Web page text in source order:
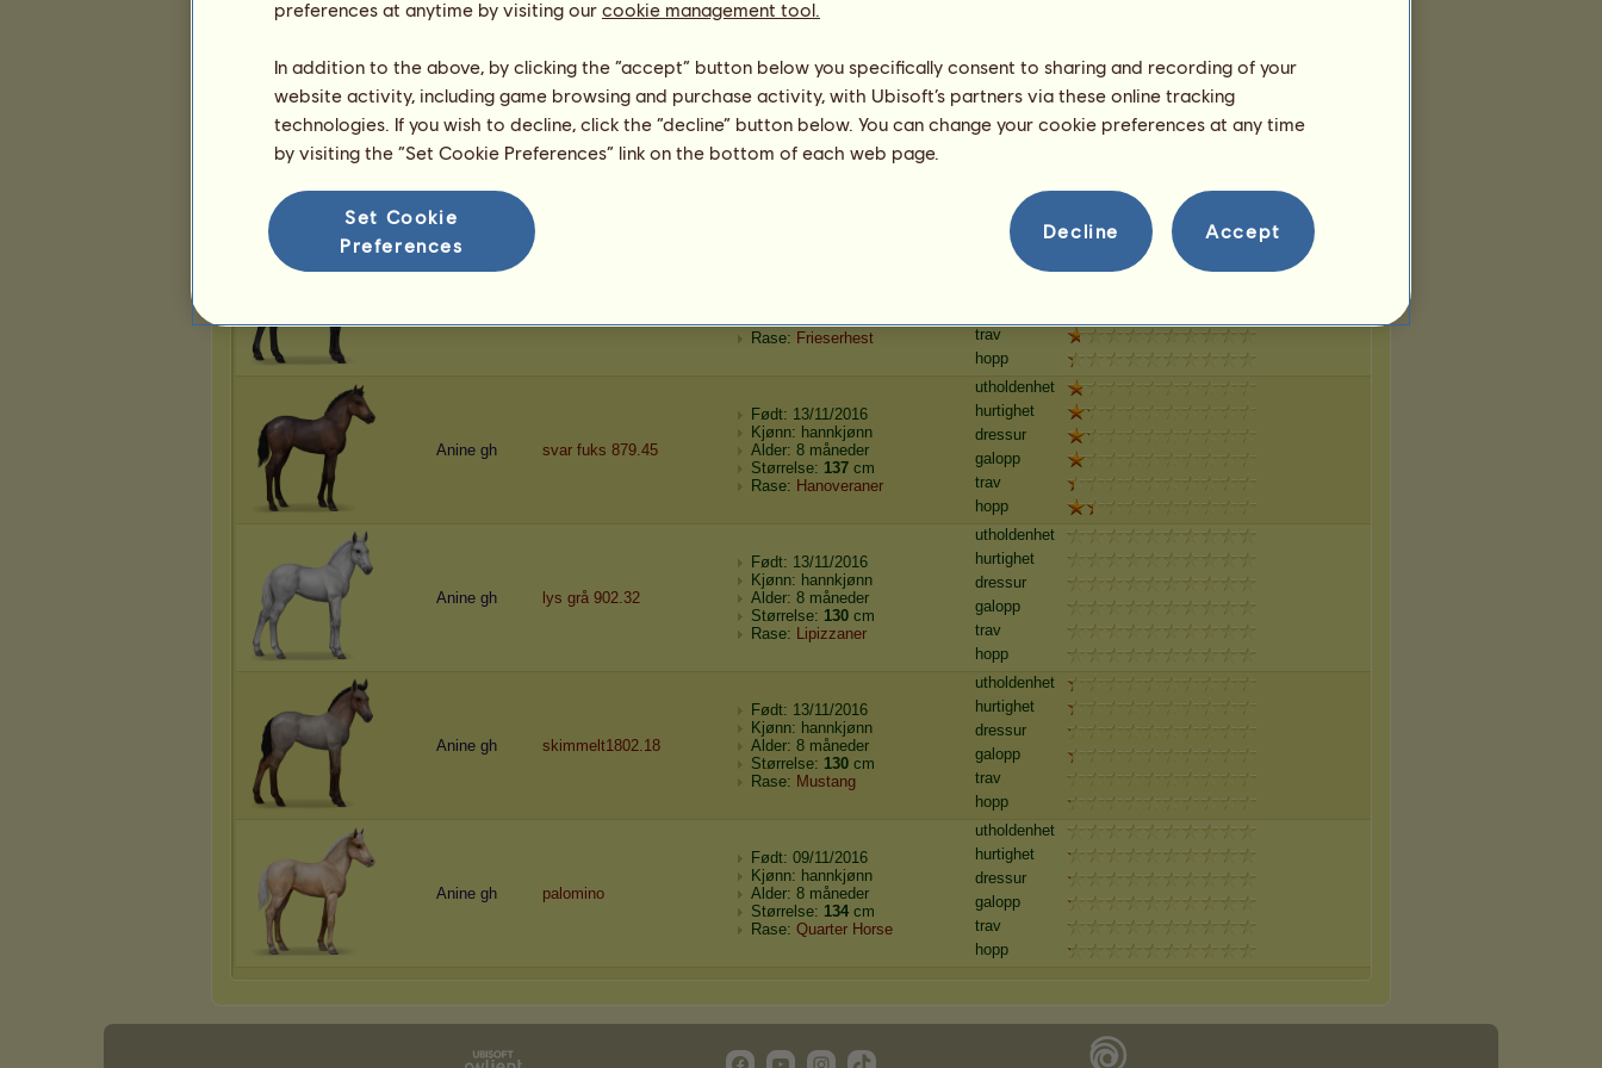
Anine gh hoppe blakk 948.55
Alder: 8 måneder
Størrelse:
hopp
Anine gh brun tobiano 1022.37
Født: 13/11/2016
Kjønn: hannkjønn
Alder: 8 måneder
utholdenhet
dressur
Størrelse:139cm
Rase: Frieserhest
utholdenhet
hurtighet
trav
hopp
Anine gh svar fuks 879.45
Født: 13/11/2016
Kjønn: hannkjønn
Alder: 8 måneder
Størrelse: 137 cm
Rase: Hanoveraner
utholdenhet
hurtighet
dressur
galopp
trav
hopp
Anine gh lys grå 902.32
Født: 13/11/2016
Kjønn: hannkjønn
Alder: 8 måneder
Størrelse: 130 cm
Rase: Lipizzaner
utholdenhet
hurtighet
dressur
galopp
trav
hopp
Anine gh skimmelt1802.18
Født: 13/11/2016
Kjønn: hannkjønn
Alder: 8 måneder
Størrelse: 130 cm
Rase: Mustang
utholdenhet
hurtighet
dressur
galopp
trav
hopp
Anine gh palomino
Født: 09/11/2016
Kjønn: hannkjønn
Alder: 8 måneder
Størrelse: 134 cm
Rase: Quarter Horse
utholdenhet
hurtighet
dressur
galopp
trav
hopp
preferences at anytime by visiting our cookie management tool.
In addition to the above, by clicking the “accept” button below you specifically consent to sharing and recording of your
website activity, including game browsing and purchase activity, with Ubisoft’s partners via these online tracking
technologies. If you wish to decline, click the “decline” button below. You can change your cookie preferences at any time
by visiting the “Set Cookie Preferences” link on the bottom of each web page.
Set Cookie
Preferences
Decline Accept